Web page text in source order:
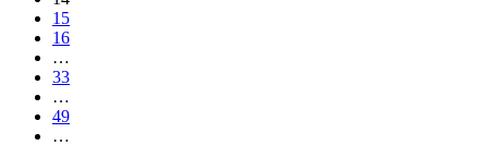
15
16
…
33
…
49
…